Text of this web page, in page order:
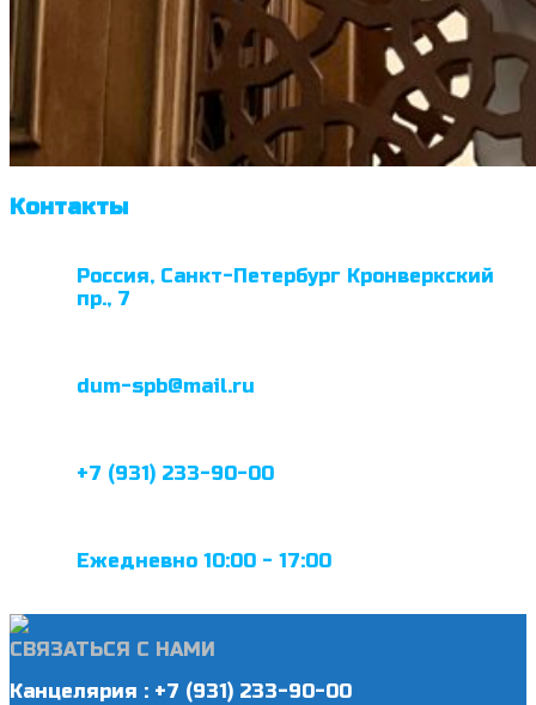
Контакты
Россия, Санкт-Петербург Кронверкский
пр., 7
dum-spb@mail.ru
+7 (931) 233-90-00
Ежедневно 10:00 - 17:00
СВЯЗАТЬСЯ С НАМИ
Канцелярия : +7 (931) 233-90-00